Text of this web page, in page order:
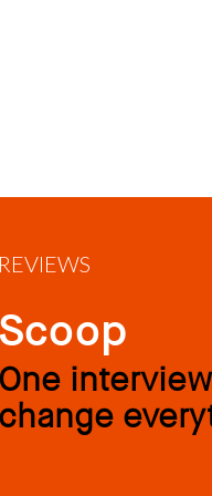
REVIEWS
Scoop
One
change